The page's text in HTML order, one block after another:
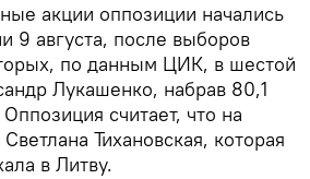
акции оппозиции начались
9 августа, после выборов
по данным ЦИК, в шестой
Лукашенко, набрав 80,1
считает, что на
Тихановская, которая
в Литву.